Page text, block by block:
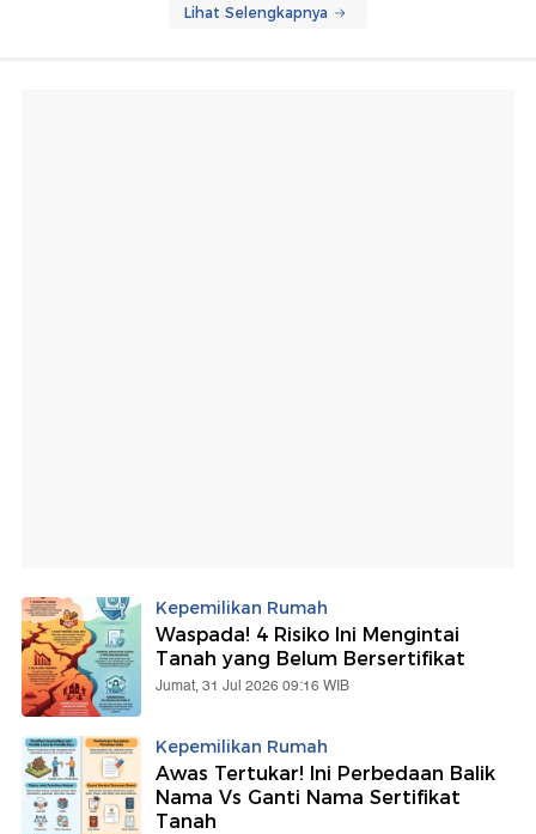
Lihat Selengkapnya
Kepemilikan Rumah
Waspada! 4 Risiko Ini Mengintai
Tanah yang Belum Bersertifikat
Jumat, 31 Jul 2026 09:16 WIB
Kepemilikan Rumah
Awas Tertukar! Ini Perbedaan Balik
Nama Vs Ganti Nama Sertifikat
Tanah